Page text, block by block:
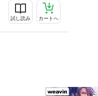
試し読み カートへ